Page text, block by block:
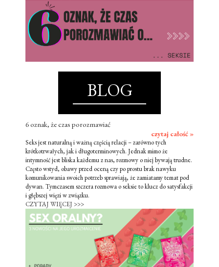
BLOG
6 oznak, że czas porozmawiać
czytaj całość »
Seks jest naturalną i ważną częścią relacji – zarówno tych
krótkotrwałych, jak i długoterminowych. Jednak mimo że
intymność jest bliska każdemu z nas, rozmowy o niej bywają trudne.
Często wstyd, obawy przed oceną czy po prostu brak nawyku
komunikowania swoich potrzeb sprawiają, że zamiatamy temat pod
dywan. Tymczasem szczera rozmowa o seksie to klucz do satysfakcji
i głębszej więzi w związku.
CZYTAJ WIĘCEJ >>>